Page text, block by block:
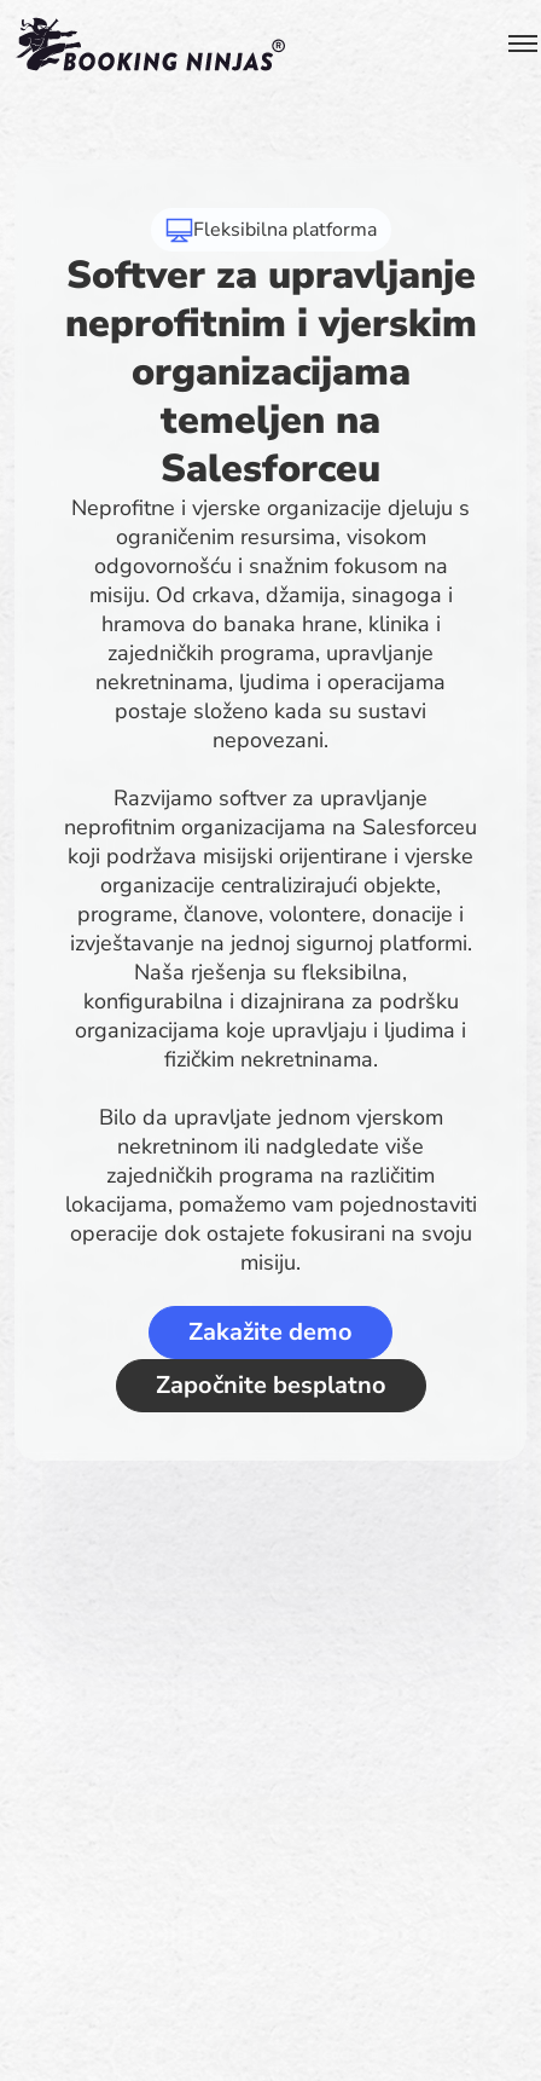
Fleksibilna platforma
Softver za upravljanje
neprofitnim i vjerskim
organizacijama
temeljen na
Salesforceu
Neprofitne i vjerske organizacije djeluju s
ograničenim resursima, visokom
odgovornošću i snažnim fokusom na
misiju. Od crkava, džamija, sinagoga i
hramova do banaka hrane, klinika i
zajedničkih programa, upravljanje
nekretninama, ljudima i operacijama
postaje složeno kada su sustavi
nepovezani.
Razvijamo softver za upravljanje
neprofitnim organizacijama na Salesforceu
koji podržava misijski orijentirane i vjerske
organizacije centralizirajući objekte,
programe, članove, volontere, donacije i
izvještavanje na jednoj sigurnoj platformi.
Naša rješenja su fleksibilna,
konfigurabilna i dizajnirana za podršku
organizacijama koje upravljaju i ljudima i
fizičkim nekretninama.
Bilo da upravljate jednom vjerskom
nekretninom ili nadgledate više
zajedničkih programa na različitim
lokacijama, pomažemo vam pojednostaviti
operacije dok ostajete fokusirani na svoju
misiju.
Zakažite demo
Započnite besplatno